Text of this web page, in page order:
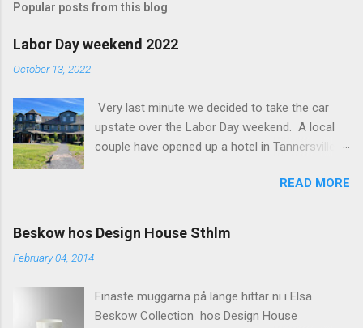
m
e
n
s
Popular posts from this blog
Labor Day weekend 2022
October 13, 2022
Very last minute we decided to take the car
upstate over the Labor Day weekend. A local
couple have opened up a hotel in Tannersville
Beautiful place, Hotel Lilien . I think we came up
round the first week they were open. The entire
hotel looks like it's picked from an interior
magazine. We did not stay in the main building.
stayed in the house next to the main building
(the Deck Rooms) because we needed an extra
READ MORE
Beskow hos Design House Sthlm
February 04, 2014
Finaste muggarna på länge hittar ni i Elsa
Beskow Collection hos Design House